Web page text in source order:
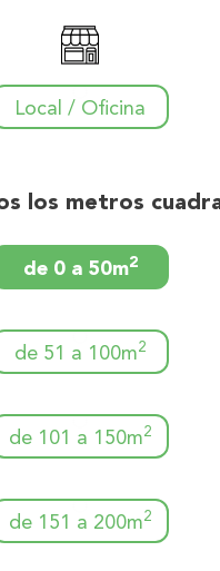
Local / Oficina
los metros
de 0 a 50m2
de 51 a 100m2
de 101 a 150m2
de 151 a 200m2